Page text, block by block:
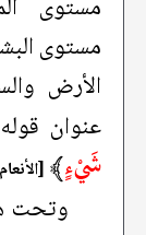
مستوى
مستوى
الأرض
عنوان
شَيْءٍ﴾
وتحت